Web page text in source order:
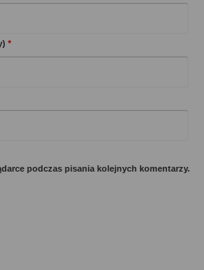
*
podczas pisania kolejnych komentarzy.